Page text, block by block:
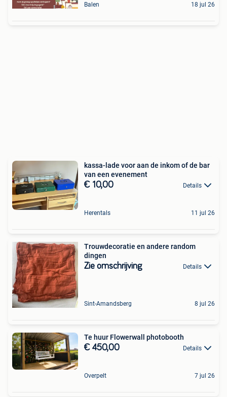
Balen 18 jul 26
kassa-lade voor aan de inkom of de bar
van een evenement
€ 10,00 Details
Herentals 11 jul 26
Trouwdecoratie en andere random
dingen
Zie omschrijving Details
Sint-Amandsberg 8 jul 26
Te huur Flowerwall photobooth
€ 450,00 Details
Overpelt 7 jul 26